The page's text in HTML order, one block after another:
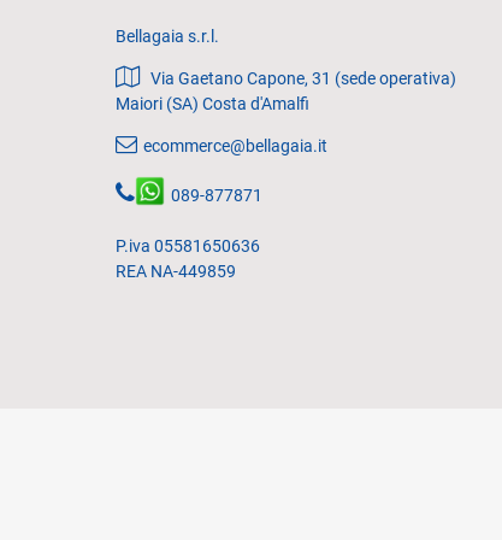
Bellagaia s.r.l.
Via Gaetano Capone, 31 (sede operativa)
Maiori (SA) Costa d'Amalfi
ecommerce@bellagaia.it
089-877871
P.iva 05581650636
REA NA-449859